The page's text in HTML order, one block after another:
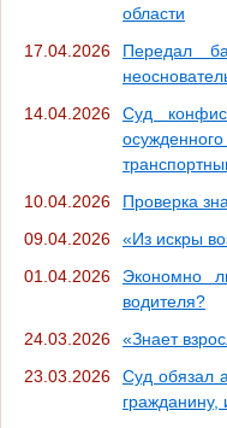
области
17.04.2026
Передал
14.04.2026
Суд
10.04.2026
Проверка
09.04.2026
«Из искры
01.04.2026
Экономно
водителя?
24.03.2026
«Знает
23.03.2026
Суд обязал